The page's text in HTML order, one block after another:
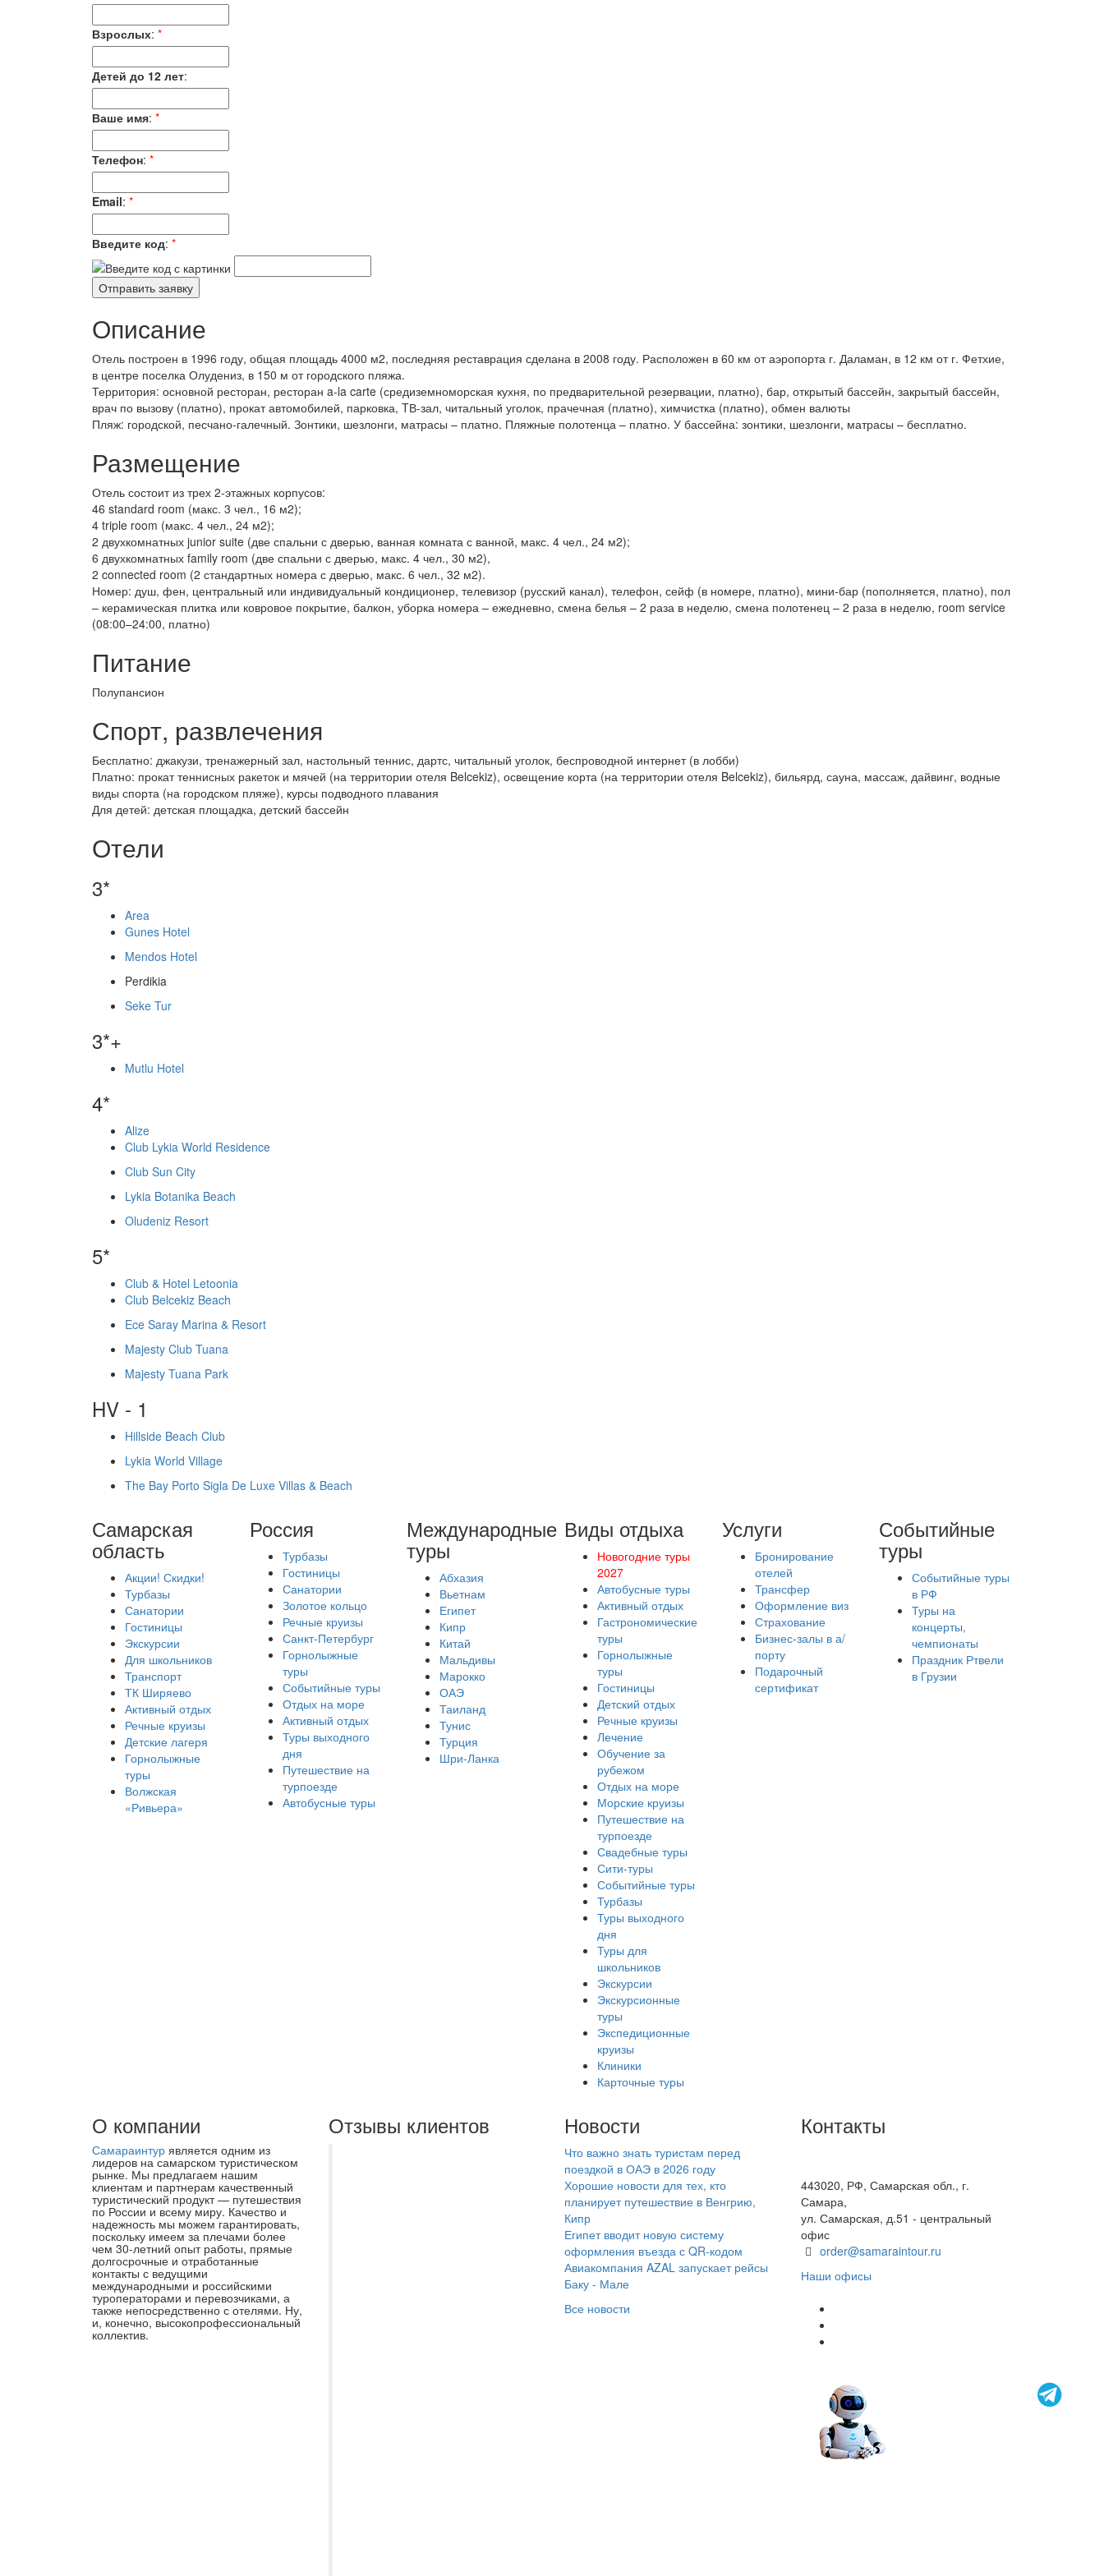
Взрослых: *
Детей до 12 лет:
Ваше имя: *
Телефон: *
Email: *
Введите код: *
Описание
Отель построен в 1996 году, общая площадь 4000 м2, последняя реставрация сделана в 2008 году. Расположен в 60 км от аэропорта г. Даламан, в 12 км от г. Фетхие,
в центре поселка Олудениз, в 150 м от городского пляжа.
Территория: основной ресторан, ресторан a-la carte (средиземноморская кухня, по предварительной резервации, платно), бар, открытый бассейн, закрытый бассейн,
врач по вызову (платно), прокат автомобилей, парковка, TВ-зал, читальный уголок, прачечная (платно), химчистка (платно), обмен валюты
Пляж: городской, песчано-галечный. Зонтики, шезлонги, матрасы – платно. Пляжные полотенца – платно. У бассейна: зонтики, шезлонги, матрасы – бесплатно.
Размещение
Отель состоит из трех 2-этажных корпусов:
46 standard room (макс. 3 чел., 16 м2);
4 triple room (макс. 4 чел., 24 м2);
2 двухкомнатных junior suite (две спальни с дверью, ванная комната с ванной, макс. 4 чел., 24 м2);
6 двухкомнатных family room (две спальни с дверью, макс. 4 чел., 30 м2),
2 connected room (2 стандартных номера с дверью, макс. 6 чел., 32 м2).
Номер: душ, фен, центральный или индивидуальный кондиционер, телевизор (русский канал), телефон, сейф (в номере, платно), мини-бар (пополняется, платно), пол
– керамическая плитка или ковровое покрытие, балкон, уборка номера – ежедневно, смена белья – 2 раза в неделю, смена полотенец – 2 раза в неделю, room service
(08:00–24:00, платно)
Питание
Полупансион
Спорт, развлечения
Бесплатно: джакузи, тренажерный зал, настольный теннис, дартс, читальный уголок, беспроводной интернет (в лобби)
Платно: прокат теннисных ракеток и мячей (на территории отеля Belcekiz), освещение корта (на территории отеля Belcekiz), бильярд, сауна, массаж, дайвинг, водные
виды спорта (на городском пляже), курсы подводного плавания
Для детей: детская площадка, детский бассейн
Отели
3*
Area
Gunes Hotel
Mendos Hotel
Perdikia
Seke Tur
3*+
Mutlu Hotel
4*
Alize
Club Lykia World Residence
Club Sun City
Lykia Botanika Beach
Oludeniz Resort
5*
Club & Hotel Letoonia
Club Belcekiz Beach
Ece Saray Marina & Resort
Majesty Club Tuana
Majesty Tuana Park
HV - 1
Hillside Beach Club
Lykia World Village
The Bay Porto Sigla De Luxe Villas & Beach
Самарская
область
Акции! Скидки!
Турбазы
Санатории
Гостиницы
Экскурсии
Для школьников
Транспорт
ТК Ширяево
Активный отдых
Речные круизы
Детские лагеря
Горнолыжные
туры
Волжская
«Ривьера»
Россия
Турбазы
Гостиницы
Санатории
Золотое кольцо
Речные круизы
Санкт-Петербург
Горнолыжные
туры
Событийные туры
Отдых на море
Активный отдых
Туры выходного
дня
Путешествие на
турпоезде
Автобусные туры
Международные
туры
Абхазия
Вьетнам
Египет
Кипр
Китай
Мальдивы
Марокко
ОАЭ
Таиланд
Тунис
Турция
Шри-Ланка
Виды отдыха
Новогодние туры
2027
Автобусные туры
Активный отдых
Гастрономические
туры
Горнолыжные
туры
Гостиницы
Детский отдых
Речные круизы
Лечение
Обучение за
рубежом
Отдых на море
Морские круизы
Путешествие на
турпоезде
Свадебные туры
Сити-туры
Событийные туры
Турбазы
Туры выходного
дня
Туры для
школьников
Экскурсии
Экскурсионные
туры
Экспедиционные
круизы
Клиники
Карточные туры
Услуги
Бронирование
отелей
Трансфер
Оформление виз
Страхование
Бизнес-залы в а/
порту
Подарочный
сертификат
Событийные
туры
Событийные туры
в РФ
Туры на
концерты,
чемпионаты
Праздник Ртвели
в Грузии
О компании
Самараинтур является одним из
лидеров на самарском туристическом
рынке. Мы предлагаем нашим
клиентам и партнерам качественный
туристический продукт — путешествия
по России и всему миру. Качество и
надежность мы можем гарантировать,
поскольку имеем за плечами более
чем 30-летний опыт работы, прямые
долгосрочные и отработанные
контакты с ведущими
международными и российскими
туроператорами и перевозчиками, а
также непосредственно с отелями. Ну,
и, конечно, высокопрофессиональный
коллектив.
Отзывы клиентов Новости
Что важно знать туристам перед
поездкой в ОАЭ в 2026 году
Хорошие новости для тех, кто
планирует путешествие в Венгрию,
Кипр
Египет вводит новую систему
оформления въезда с QR-кодом
Авиакомпания AZAL запускает рейсы
Баку - Мале
Все новости
Контакты
443020, РФ, Самарская обл., г.
Самара,
ул. Самарская, д.51 - центральный
офис
order@samaraintour.ru
Наши офисы